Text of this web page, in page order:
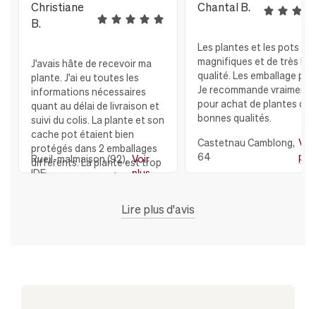
Christiane
B.
J'avais hâte de recevoir ma
plante. J'ai eu toutes les
informations nécessaires
quant au délai de livraison et
suivi du colis. La plante et son
cache pot étaient bien
protégés dans 2 emballages
différents. La plante est trop
belle avec son cache pot en
toute l'équipe de LEON et
GEORGE qui ont répondu à
Rueil-malmaison (92),
IDF
Voir
plus
Chantal B.
Les plantes et les pots
magnifiques et de très
qualité. Les emballage
Je recommande vraiment
pour achat de plantes de
bonnes qualités.
Castetnau Camblong,
64
Voir
plus
Lire plus d'avis